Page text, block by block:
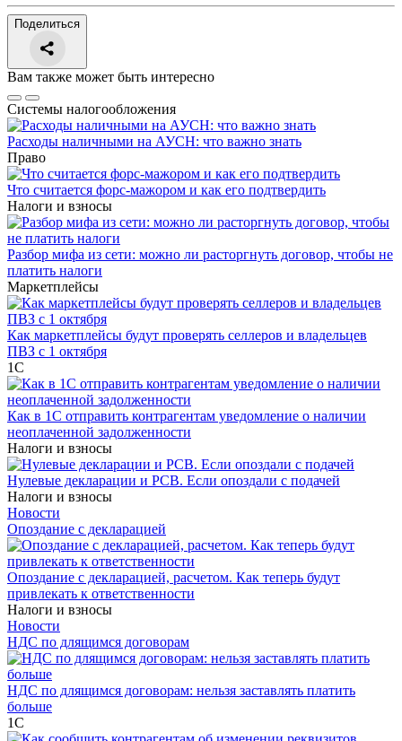
Поделиться
Вам также может быть интересно
Системы налогообложения
Расходы наличными на АУСН: что важно знать
Право
Что считается форс-мажором и как его подтвердить
Налоги и взносы
Разбор мифа из сети: можно ли расторгнуть договор, чтобы не
платить налоги
Маркетплейсы
Как маркетплейсы будут проверять селлеров и владельцев
ПВЗ с 1 октября
1С
Как в 1С отправить контрагентам уведомление о наличии
неоплаченной задолженности
Налоги и взносы
Нулевые декларации и РСВ. Если опоздали с подачей
Налоги и взносы
Новости
Опоздание с декларацией
Опоздание с декларацией, расчетом. Как теперь будут
привлекать к ответственности
Налоги и взносы
Новости
НДС по длящимся договорам
НДС по длящимся договорам: нельзя заставлять платить
больше
1С